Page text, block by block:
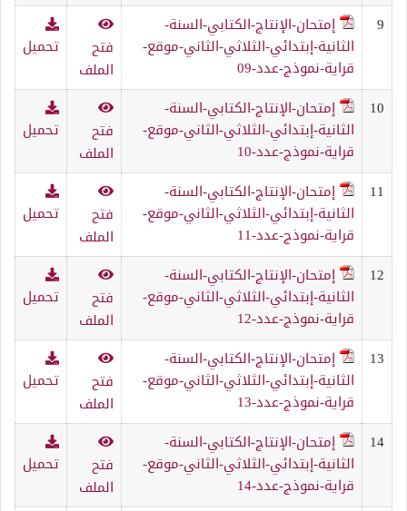
9
إمتحان-الإنتاج-الكتابي-السنة-
الثانية-إبتدائي-الثلاثي-الثاني-موقع-
قراية-نموذج-عدد-09
فتح
الملف
تحميل
10
إمتحان-الإنتاج-الكتابي-السنة-
الثانية-إبتدائي-الثلاثي-الثاني-موقع-
قراية-نموذج-عدد-10
فتح
الملف
تحميل
11
إمتحان-الإنتاج-الكتابي-السنة-
الثانية-إبتدائي-الثلاثي-الثاني-موقع-
قراية-نموذج-عدد-11
فتح
الملف
تحميل
12
إمتحان-الإنتاج-الكتابي-السنة-
الثانية-إبتدائي-الثلاثي-الثاني-موقع-
قراية-نموذج-عدد-12
فتح
الملف
تحميل
13
إمتحان-الإنتاج-الكتابي-السنة-
الثانية-إبتدائي-الثلاثي-الثاني-موقع-
قراية-نموذج-عدد-13
فتح
الملف
تحميل
14
إمتحان-الإنتاج-الكتابي-السنة-
الثانية-إبتدائي-الثلاثي-الثاني-موقع-
قراية-نموذج-عدد-14
فتح
الملف
تحميل